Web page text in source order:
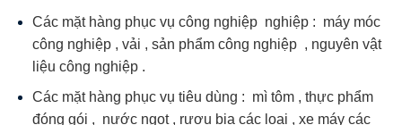
Các mặt hàng phục vụ công nghiệp nghiệp : máy móc
công nghiệp , vải , sản phẩm công nghiệp , nguyên vật
liệu công nghiệp .
Các mặt hàng phục vụ tiêu dùng : mì tôm , thực phẩm
đóng gói , nước ngọt , rượu bia các loại , xe máy các